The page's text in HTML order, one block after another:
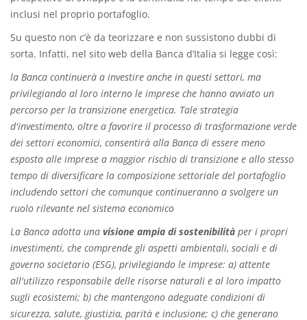
inclusi nel proprio portafoglio.
Su questo non c’è da teorizzare e non sussistono dubbi di
sorta. Infatti, nel sito web della Banca d’Italia si legge così:
la Banca continuerà a investire anche in questi settori, ma
privilegiando al loro interno le imprese che hanno avviato un
percorso per la transizione energetica. Tale strategia
d'investimento, oltre a favorire il processo di trasformazione verde
dei settori economici, consentirà alla Banca di essere meno
esposta alle imprese a maggior rischio di transizione e allo stesso
tempo di diversificare la composizione settoriale del portafoglio
includendo settori che comunque continueranno a svolgere un
ruolo rilevante nel sistema economico
La Banca adotta una visione ampia di sostenibilità per i propri
investimenti, che comprende gli aspetti ambientali, sociali e di
governo societario (ESG), privilegiando le imprese: a) attente
all'utilizzo responsabile delle risorse naturali e al loro impatto
sugli ecosistemi; b) che mantengono adeguate condizioni di
sicurezza, salute, giustizia, parità e inclusione; c) che generano